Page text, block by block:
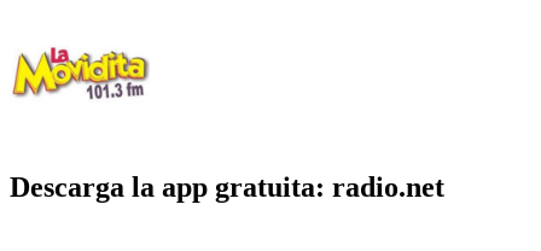
Descarga la app gratuita: radio.net